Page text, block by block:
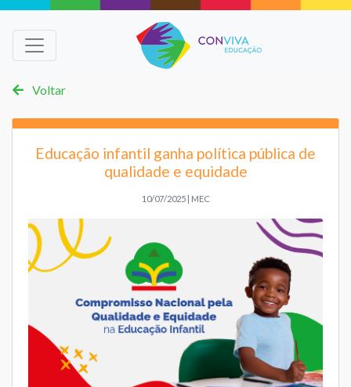
Voltar
Educação infantil ganha política pública de
qualidade e equidade
10/07/2025 | MEC